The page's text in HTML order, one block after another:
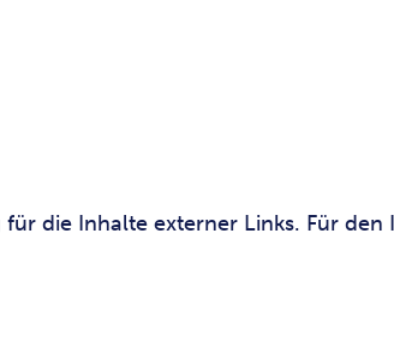
die Inhalte externer Links. Für